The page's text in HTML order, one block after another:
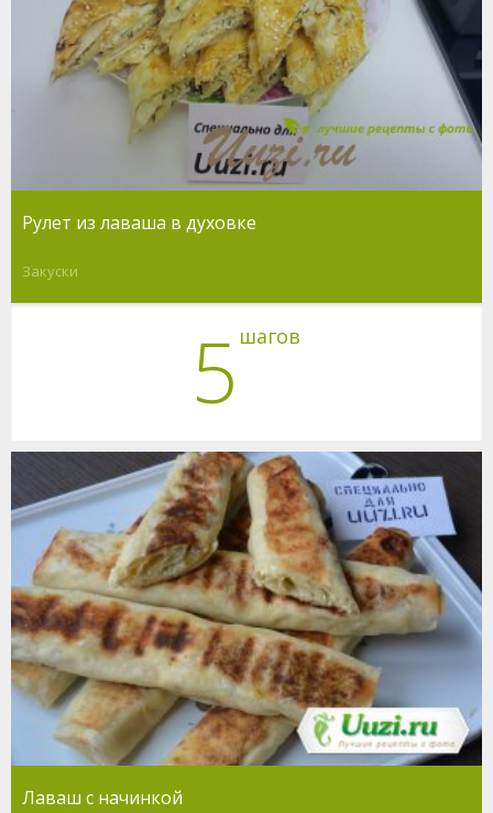
Рулет из лаваша в духовке
Закуски
5 шагов
Лаваш с начинкой